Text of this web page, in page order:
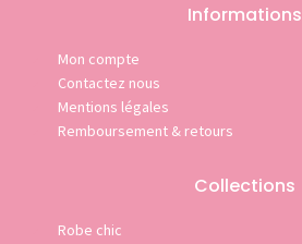
Informations
Mon compte
Contactez nous
Mentions légales
Remboursement & retours
Collections
Robe chic